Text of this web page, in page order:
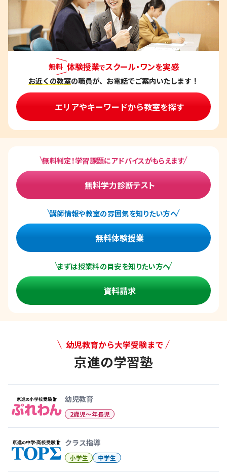
無料 体験授業でスクール・ワンを実感
お近くの教室の職員が、お電話でご案内いたします！
エリアやキーワードから教室を探す
無料判定！学習課題にアドバイスがもらえます
無料学力診断テスト
講師情報や教室の雰囲気を知りたい方へ
無料体験授業
まずは授業料の目安を知りたい方へ
資料請求
幼児教育から大学受験まで
京進の学習塾
幼児教育
2歳児〜年長児
クラス指導
小学生 中学生